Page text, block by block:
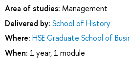
Area of studies: Management
Delivered by: School of History
Where: HSE Graduate School of
When: 1 year, 1 module